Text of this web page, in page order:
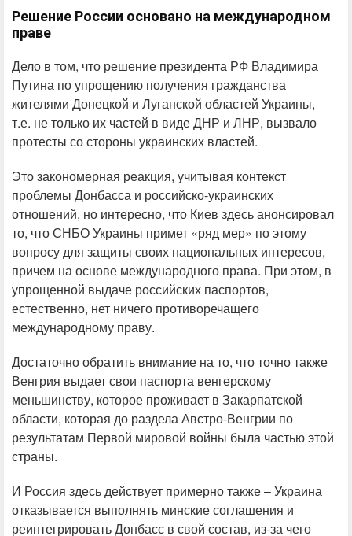
Решение России основано на международном
праве
Дело в том, что решение президента РФ Владимира
Путина по упрощению получения гражданства
жителями Донецкой и Луганской областей Украины,
т.е. не только их частей в виде ДНР и ЛНР, вызвало
протесты со стороны украинских властей.
Это закономерная реакция, учитывая контекст
проблемы Донбасса и российско-украинских
отношений, но интересно, что Киев здесь анонсировал
то, что СНБО Украины примет «ряд мер» по этому
вопросу для защиты своих национальных интересов,
причем на основе международного права. При этом, в
упрощенной выдаче российских паспортов,
естественно, нет ничего противоречащего
международному праву.
Достаточно обратить внимание на то, что точно также
Венгрия выдает свои паспорта венгерскому
меньшинству, которое проживает в Закарпатской
области, которая до раздела Австро-Венгрии по
результатам Первой мировой войны была частью этой
страны.
И Россия здесь действует примерно также – Украина
отказывается выполнять минские соглашения и
реинтегрировать Донбасс в свой состав, из-за чего